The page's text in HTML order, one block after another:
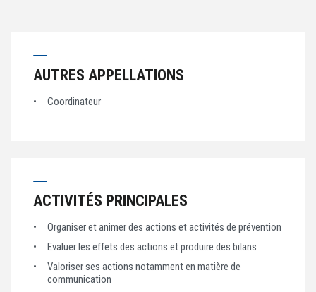
Parcours d’intégration
Politique handicap
Les études
AUTRES APPELLATIONS
Coordinateur
ACTIVITÉS PRINCIPALES
Organiser et animer des actions et activités de prévention
Evaluer les effets des actions et produire des bilans
Valoriser ses actions notamment en matière de
communication